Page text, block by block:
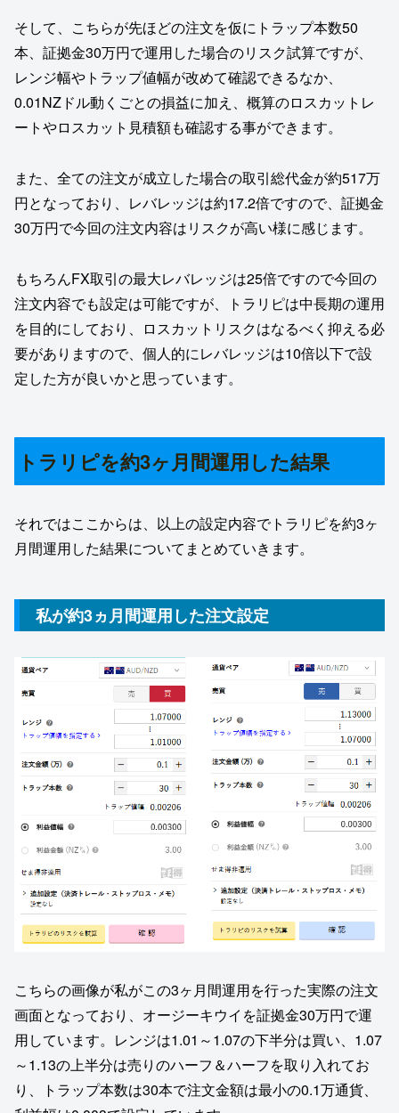
そして、こちらが先ほどの注文を仮にトラップ本数50
本、証拠金30万円で運用した場合のリスク試算ですが、
レンジ幅やトラップ値幅が改めて確認できるなか、
0.01NZドル動くごとの損益に加え、概算のロスカットレ
ートやロスカット見積額も確認する事ができます。
また、全ての注文が成立した場合の取引総代金が約517万
円となっており、レバレッジは約17.2倍ですので、証拠金
30万円で今回の注文内容はリスクが高い様に感じます。
もちろんFX取引の最大レバレッジは25倍ですので今回の
注文内容でも設定は可能ですが、トラリピは中長期の運用
を目的にしており、ロスカットリスクはなるべく抑える必
要がありますので、個人的にレバレッジは10倍以下で設
定した方が良いかと思っています。
トラリピを約3ヶ月間運用した結果
それではここからは、以上の設定内容でトラリピを約3ヶ
月間運用した結果についてまとめていきます。
私が約3ヵ月間運用した注文設定
こちらの画像が私がこの3ヶ月間運用を行った実際の注文
画面となっており、オージーキウイを証拠金30万円で運
用しています。レンジは1.01～1.07の下半分は買い、1.07
～1.13の上半分は売りのハーフ＆ハーフを取り入れてお
り、トラップ本数は30本で注文金額は最小の0.1万通貨、